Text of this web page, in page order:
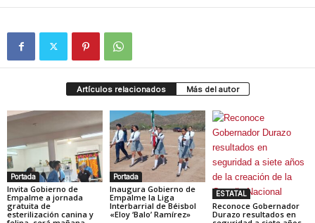
Artículos relacionados Más del autor
Portada
Invita Gobierno de
Empalme a jornada
gratuita de
esterilización canina y
Portada
Inaugura Gobierno de
Empalme la Liga
Interbarrial de Béisbol
«Eloy ‘Balo’ Ramírez»
ESTATAL
Reconoce Gobernador
Durazo resultados en